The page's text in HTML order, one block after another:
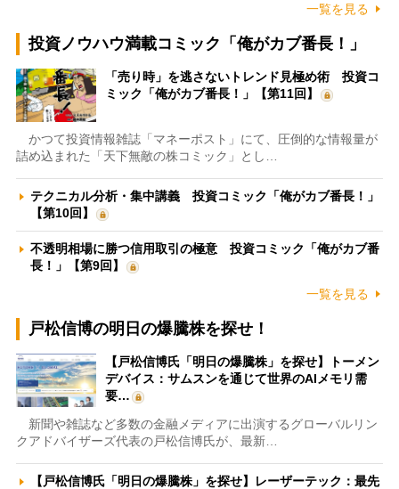
一覧を見る
投資ノウハウ満載コミック「俺がカブ番長！」
「売り時」を逃さないトレンド見極め術 投資コ
ミック「俺がカブ番長！」【第11回】
かつて投資情報雑誌「マネーポスト」にて、圧倒的な情報量が
詰め込まれた「天下無敵の株コミック」とし…
テクニカル分析・集中講義 投資コミック「俺がカブ番長！」
【第10回】
不透明相場に勝つ信用取引の極意 投資コミック「俺がカブ番
長！」【第9回】
一覧を見る
戸松信博の明日の爆騰株を探せ！
【戸松信博氏「明日の爆騰株」を探せ】トーメン
デバイス：サムスンを通じて世界のAIメモリ需
要…
新聞や雑誌など多数の金融メディアに出演するグローバルリン
クアドバイザーズ代表の戸松信博氏が、最新…
【戸松信博氏「明日の爆騰株」を探せ】レーザーテック：最先